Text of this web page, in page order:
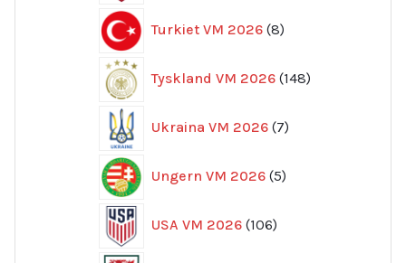
Turkiet VM 2026 8
produkter
Tyskland VM 2026 148
produkter
Ukraina VM 2026 7
produkter
Ungern VM 2026 5
produkter
USA VM 2026 106
produkter